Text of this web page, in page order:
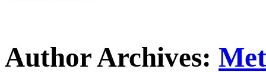
Author Archives: